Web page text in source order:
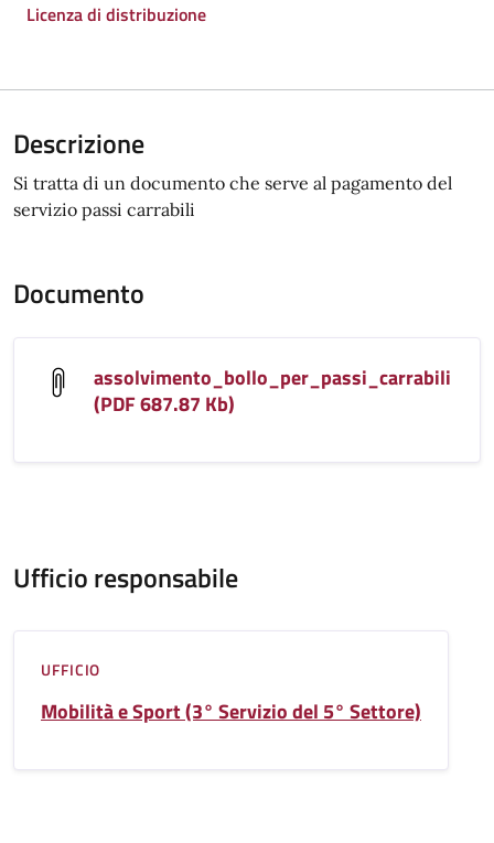
Licenza di distribuzione
Descrizione
Si tratta di un documento che serve al pagamento del
servizio passi carrabili
Documento
assolvimento_bollo_per_passi_carrabili
(PDF 687.87 Kb)
Ufficio responsabile
UFFICIO
Mobilità e Sport (3° Servizio del 5° Settore)